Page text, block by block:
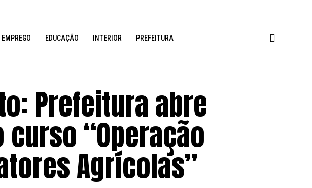
EMPREGO EDUCAÇÃO INTERIOR PREFEITURA
Prefeitura abre
“Operação
Agrícolas”